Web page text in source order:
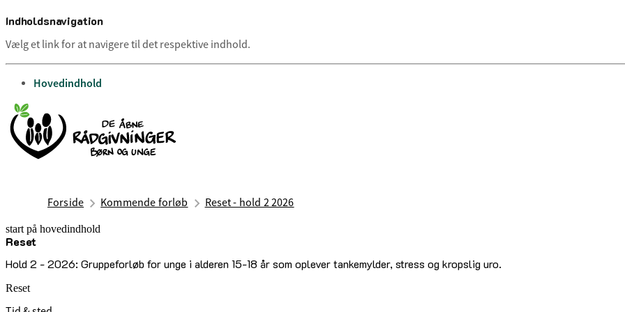
Indholdsnavigation
Vælg et link for at navigere til det respektive indhold.
gå til
Hovedindhold
Forside Kommende forløb Reset - hold 2 2026
start på hovedindhold
Reset
Hold 2 - 2026: Gruppeforløb for unge i alderen 15-18 år som oplever tankemylder, stress og kropslig uro.
senest opdateret 7. juli 2026
Reset